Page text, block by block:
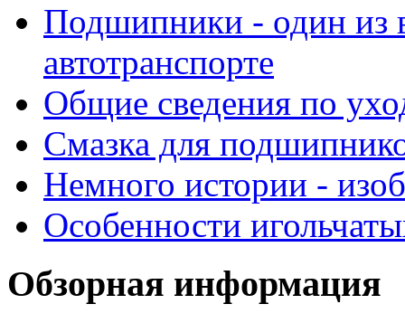
Подшипники - один из
автотранспорте
Общие сведения по
Смазка для
Немного истории -
Особенности
Обзорная информация